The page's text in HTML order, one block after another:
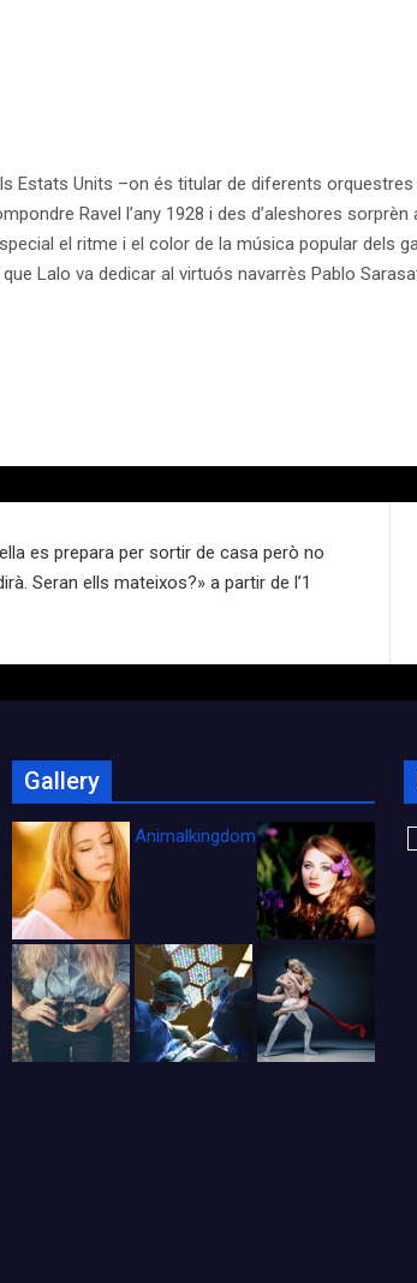
Estats Units –on és titular de diferents
Ravel l’any 1928 i des d’aleshores
el ritme i el color de la música popular dels
Lalo va dedicar al virtuós navarrès Pablo
es prepara per sortir de casa però no
Seran ells mateixos?» a partir de l’1
Gallery
Animalkingdom_FichaCine